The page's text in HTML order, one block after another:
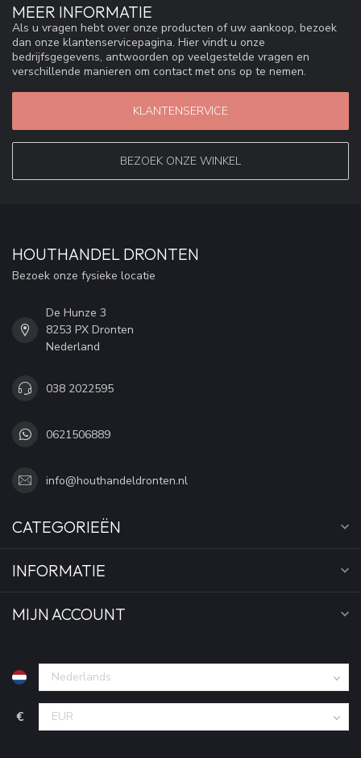
MEER INFORMATIE
Als u vragen hebt over onze producten of uw aankoop, bezoek
dan onze klantenservicepagina. Hier vindt u onze
bedrijfsgegevens, antwoorden op veelgestelde vragen en
verschillende manieren om contact met ons op te nemen.
KLANTENSERVICE
BEZOEK ONZE WINKEL
HOUTHANDEL DRONTEN
Bezoek onze fysieke locatie
De Hunze 3
8253 PX Dronten
Nederland
038 2022595
0621506889
info@houthandeldronten.nl
CATEGORIEËN
INFORMATIE
MIJN ACCOUNT
€